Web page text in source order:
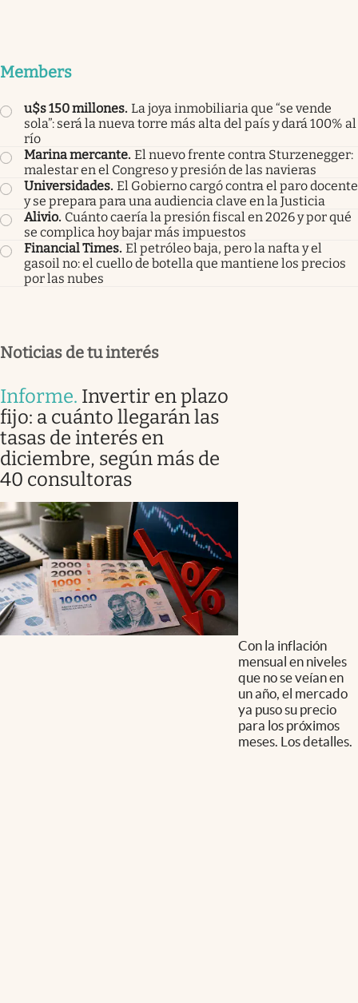
Members
u$s 150 millones. La joya inmobiliaria que “se vende
sola”: será la nueva torre más alta del país y dará 100% al
río
Marina mercante. El nuevo frente contra Sturzenegger:
malestar en el Congreso y presión de las navieras
Universidades. El Gobierno cargó contra el paro docente
y se prepara para una audiencia clave en la Justicia
Alivio. Cuánto caería la presión fiscal en 2026 y por qué
se complica hoy bajar más impuestos
Financial Times. El petróleo baja, pero la nafta y el
gasoil no: el cuello de botella que mantiene los precios
por las nubes
Noticias de tu interés
Informe. Invertir en plazo
fijo: a cuánto llegarán las
tasas de interés en
diciembre, según más de
40 consultoras
Con la inflación
mensual en niveles
que no se veían en
un año, el mercado
ya puso su precio
para los próximos
meses. Los detalles.